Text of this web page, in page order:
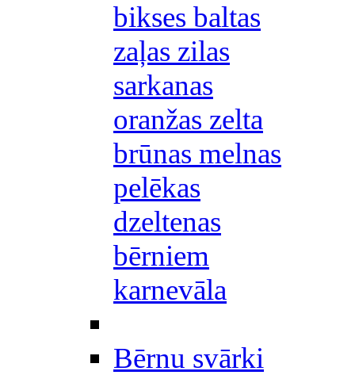
bikses baltas
zaļas zilas
sarkanas
oranžas zelta
brūnas melnas
pelēkas
dzeltenas
bērniem
karnevāla
Bērnu svārki